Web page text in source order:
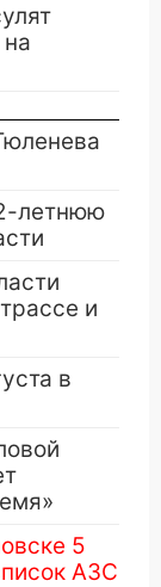
летнюю
и
в
5
АЗС